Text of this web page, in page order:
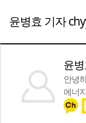
윤병효 기자
윤
안녕
에너